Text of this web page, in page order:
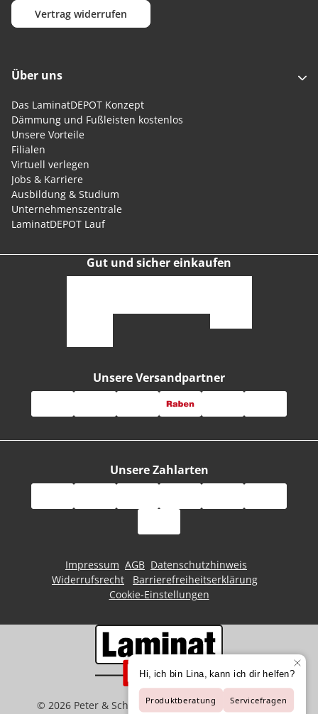
Vertrag widerrufen
Über uns
Das LaminatDEPOT Konzept
Dämmung und Fußleisten kostenlos
Unsere Vorteile
Filialen
Virtuell verlegen
Jobs & Karriere
Ausbildung & Studium
Unternehmenszentrale
LaminatDEPOT Lauf
Gut und sicher einkaufen
Unsere Zahlarten
Unsere Versandpartner
Impressum AGB Datenschutzhinweis
Widerrufsrecht
Barrierefreiheitserklärung
Cookie-Einstellungen
©2026 Peter & Schaffart GmbH | Der Spezialist für